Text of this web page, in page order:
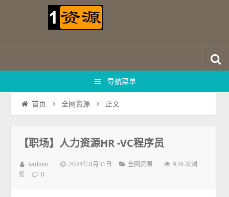
导航菜单
首页 全网资源 正文
【职场】人力资源HR -VC程序员
sadmin 2024年8月31日 全网资源
939 次浏
览
0